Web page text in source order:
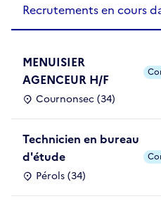
Recrutements en cours
MENUISIER
AGENCEUR H/F
Cournonsec (34)
Technicien en bureau
d'étude
Pérols (34)